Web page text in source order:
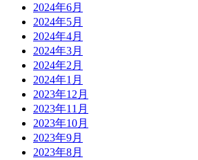
2024年6月
2024年5月
2024年4月
2024年3月
2024年2月
2024年1月
2023年12月
2023年11月
2023年10月
2023年9月
2023年8月